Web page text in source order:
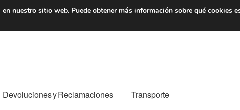
7 EUR De lunes a viernes
Devoluciones y Reclamaciones Transporte
nuestro sitio web. Puede obtener más información sobre qué cookies